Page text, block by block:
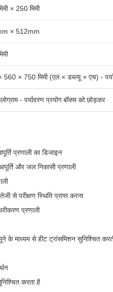
× 250 मिमी
× 512mm
× 750 मिमी (एल × डब्ल्यू × एच) -
- पर्यावरण प्रयोग बॉक्स को छोड़कर
प्रणाली का डिजाइन
और जल निकासी प्रणाली
से परीक्षण स्थिति प्राप्त करना
प्रणाली
के माध्यम से हीट ट्रांसमिशन सुनिश्चित
करता है